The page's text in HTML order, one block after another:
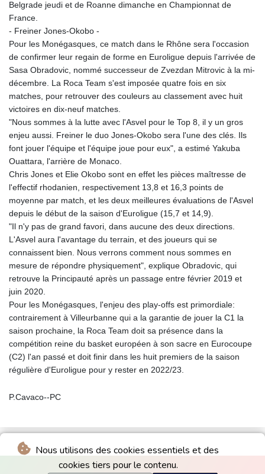
Nous utilisons des cookies essentiels et des
cookies tiers pour le contenu.
Belgrade jeudi et de Roanne dimanche en Championnat de
France.
- Freiner Jones-Okobo -
Pour les Monégasques, ce match dans le Rhône sera l'occasion
de confirmer leur regain de forme en Euroligue depuis l'arrivée de
Sasa Obradovic, nommé successeur de Zvezdan Mitrovic à la mi-
décembre. La Roca Team s'est imposée quatre fois en six
matches, pour retrouver des couleurs au classement avec huit
victoires en dix-neuf matches.
"Nous sommes à la lutte avec l'Asvel pour le Top 8, il y un gros
enjeu aussi. Freiner le duo Jones-Okobo sera l'une des clés. Ils
font jouer l'équipe et l'équipe joue pour eux", a estimé Yakuba
Ouattara, l'arrière de Monaco.
Chris Jones et Elie Okobo sont en effet les pièces maîtresse de
l'effectif rhodanien, respectivement 13,8 et 16,3 points de
moyenne par match, et les deux meilleures évaluations de l'Asvel
depuis le début de la saison d'Euroligue (15,7 et 14,9).
"Il n'y pas de grand favori, dans aucune des deux directions.
L'Asvel aura l'avantage du terrain, et des joueurs qui se
connaissent bien. Nous verrons comment nous sommes en
mesure de répondre physiquement", explique Obradovic, qui
retrouve la Principauté après un passage entre février 2019 et
juin 2020.
Pour les Monégasques, l'enjeu des play-offs est primordiale:
contrairement à Villeurbanne qui a la garantie de jouer la C1 la
saison prochaine, la Roca Team doit sa présence dans la
compétition reine du basket européen à son sacre en Eurocoupe
(C2) l'an passé et doit finir dans les huit premiers de la saison
régulière d'Euroligue pour y rester en 2022/23.
P.Cavaco--PC